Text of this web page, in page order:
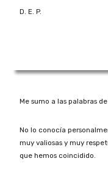
D. E. P.
Me sumo a las palabras
No lo conocía
muy valiosas y muy
que hemos coincidido.